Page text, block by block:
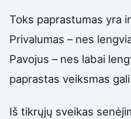
Toks paprastumas yra
Privalumas – nes
Pavojus – nes labai
paprastas veiksmas
Iš tikrųjų sveikas